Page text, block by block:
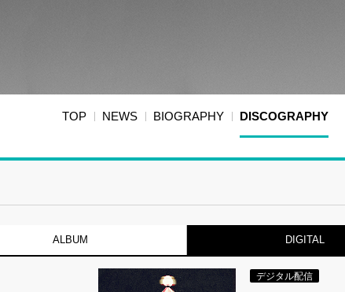
TOP NEWS BIOGRAPHY DISCOGRAPHY
ALBUM DIGITAL
デジタル配信